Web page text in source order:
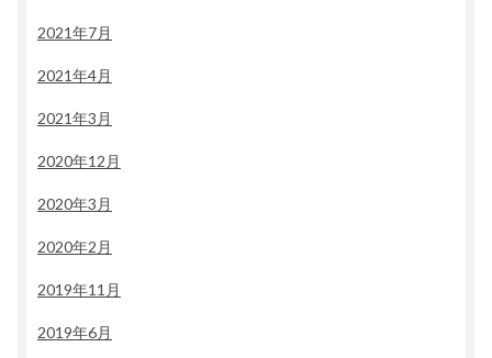
2021年7月
2021年4月
2021年3月
2020年12月
2020年3月
2020年2月
2019年11月
2019年6月